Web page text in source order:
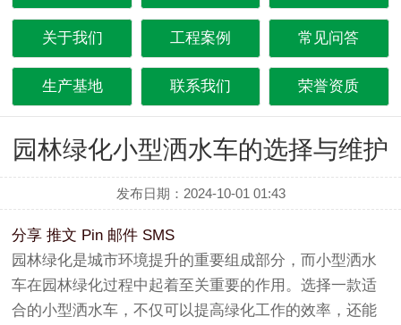
关于我们 工程案例 常见问答
生产基地 联系我们 荣誉资质
园林绿化小型洒水车的选择与维护
发布日期：2024-10-01 01:43
分享 推文 Pin 邮件 SMS
园林绿化是城市环境提升的重要组成部分，而小型洒水
车在园林绿化过程中起着至关重要的作用。选择一款适
合的小型洒水车，不仅可以提高绿化工作的效率，还能